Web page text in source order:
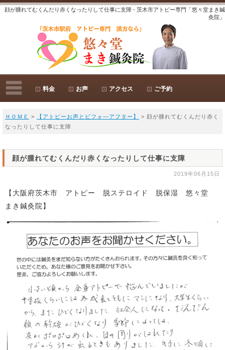
顔が腫れてむくんだり赤くなったりして仕事に支障 - 茨木市アトピー専門「悠々堂まき鍼
灸院」
料金 お声 アクセス ご予約
ＨＯＭＥ > 【アトピーお声とビフォ―アフター】
> 顔が腫れてむくんだり赤く
なったりして仕事に支障
顔が腫れてむくんだり赤くなったりして仕事に支障
2019年06月15日
【大阪府茨木市 アトピー 脱ステロイド 脱保湿 悠々堂
まき鍼灸院】